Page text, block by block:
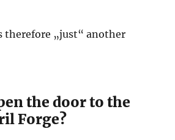
therefore „just“ another
the door to the
Forge?